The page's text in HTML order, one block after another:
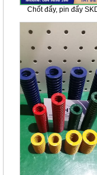
Chốt đẩy, pin đẩy